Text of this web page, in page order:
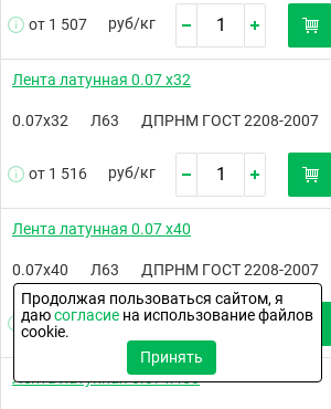
от 1 507 руб/кг
Лента латунная 0.07 х32
0.07х32 Л63 ДПРНМ ГОСТ 2208-2007
от 1 516 руб/кг
Лента латунная 0.07 х40
0.07х40 Л63 ДПРНМ ГОСТ 2208-2007
от 1 525 руб/ кг
Лента латунная 0.07 х450
Продолжая пользоваться сайтом, я
даюсогласие на использование файлов
cookie.
Принять